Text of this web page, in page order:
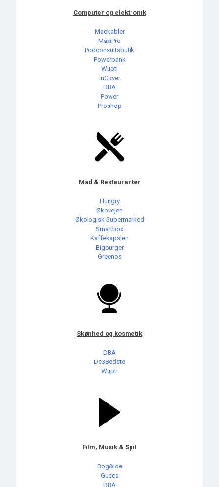
Computer og elektronik
Mackabler
MaxiPro
Podconsultsbutik
Powerbank
Wupti
inCover
DBA
Power
Proshop
Mad & Restauranter
Hungry
Økovejen
Økologisk Supermarked
Smartbox
Kaffekapslen
Bigburger
Greenos
Skønhed og kosmetik
DBA
De3Bedste
Wupti
Film, Musik & Spil
Bog&Ide
Gucca
DBA